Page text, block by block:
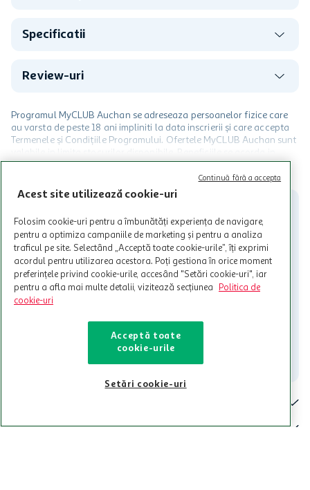
Specificatii
Review-uri
Programul MyCLUB Auchan se adreseaza persoanelor fizice care
au varsta de peste 18 ani impliniti la data inscrierii și care accepta
Termenele și Condițiile Programului. Ofertele MyCLUB Auchan sunt
limita a 12 unitati / card client o singura data in perioada promotiei.
Cardul poate fi utilizat doar in legatura cu magazinele Auchan
participante și pentru acțiuni promotionale indicate de Auchan si
nu raspunde pentru imposibilitatea utilizarii Cardului in perioada in
care aceste este suspendat sau in perioada in care sunt efectuate
intretineri sau reparatii tehnice la sistemul de utilizarea al Cardului.
Contacteaza-ne!
021-9141 contact@auchan.ro
Contact
Cine suntem
Acest site utilizează cookie-uri
Folosim cookie-uri pentru a îmbunătăți experiența de navigare,
pentru a optimiza campaniile de marketing și pentru a analiza
traficul pe site. Selectând „Acceptă toate cookie-urile”, îți exprimi
acordul pentru utilizarea acestora. Poți gestiona în orice moment
preferințele privind cookie-urile, accesând "Setări cookie-uri", iar
pentru a afla mai multe detalii, vizitează secțiunea
Politica de
cookie-uri
Acceptă toate
cookie-urile
Setări cookie-uri
Continuă fără a accepta